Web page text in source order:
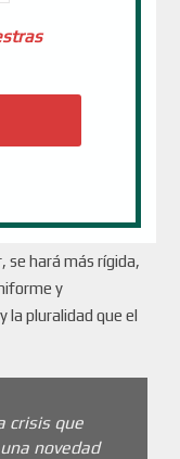
conflicto —
su verdadera
y perdedores. En
hará más rígida,
y
la pluralidad que el
crisis que
novedad